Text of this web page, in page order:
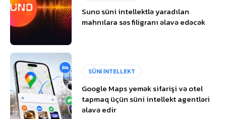
Suno süni intellektlə yaradılan
mahnılara səs filigranı əlavə edəcək
SÜNİ İNTELLEKT
Google Maps yemək sifarişi və otel
tapmaq üçün süni intellekt agentləri
əlavə edir